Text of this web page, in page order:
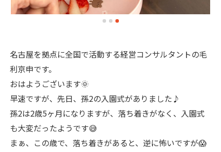
名古屋を拠点に全国で活動する経営コンサルタントの毛
利京申です。
おはようございます🌞
早速ですが、先日、孫2の入園式がありました♪
孫2は2歳5ヶ月になりますが、落ち着きがなく、入園式
も大変だったようです😅
まぁ、この歳で、落ち着きがあると、逆に怖いですが😱